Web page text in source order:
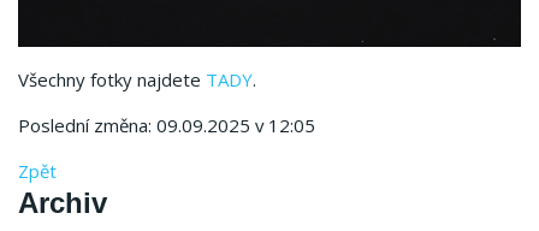
Všechny fotky najdete TADY.
Poslední změna: 09.09.2025 v 12:05
Zpět
Archiv